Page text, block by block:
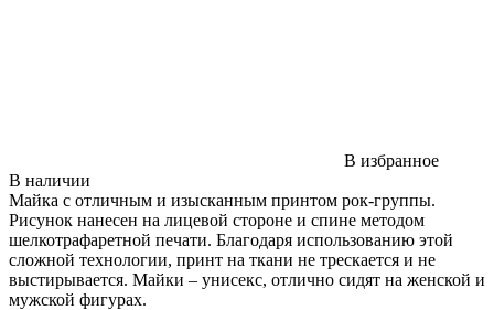
В избранное
В наличии
Майка с отличным и изысканным принтом рок-группы.
Рисунок нанесен на лицевой стороне и спине методом
шелкотрафаретной печати. Благодаря использованию этой
сложной технологии, принт на ткани не трескается и не
выстирывается. Майки – унисекс, отлично сидят на женской и
мужской фигурах.